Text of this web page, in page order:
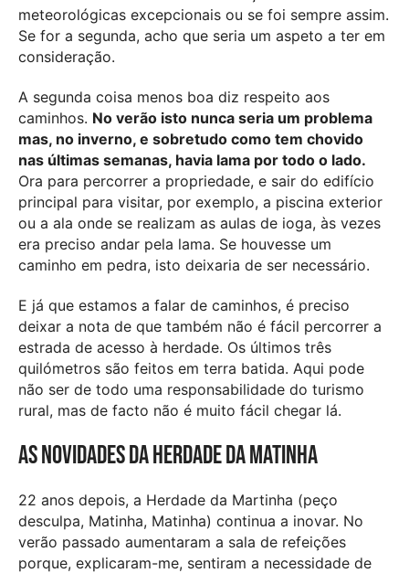
meteorológicas excepcionais ou se foi sempre assim.
Se for a segunda, acho que seria um aspeto a ter em
consideração.
A segunda coisa menos boa diz respeito aos
caminhos. No verão isto nunca seria um problema
mas, no inverno, e sobretudo como tem chovido
nas últimas semanas, havia lama por todo o lado.
Ora para percorrer a propriedade, e sair do edifício
principal para visitar, por exemplo, a piscina exterior
ou a ala onde se realizam as aulas de ioga, às vezes
era preciso andar pela lama. Se houvesse um
caminho em pedra, isto deixaria de ser necessário.
E já que estamos a falar de caminhos, é preciso
deixar a nota de que também não é fácil percorrer a
estrada de acesso à herdade. Os últimos três
quilómetros são feitos em terra batida. Aqui pode
não ser de todo uma responsabilidade do turismo
rural, mas de facto não é muito fácil chegar lá.
As novidades da Herdade da Matinha
22 anos depois, a Herdade da Martinha (peço
desculpa, Matinha, Matinha) continua a inovar. No
verão passado aumentaram a sala de refeições
porque, explicaram-me, sentiram a necessidade de